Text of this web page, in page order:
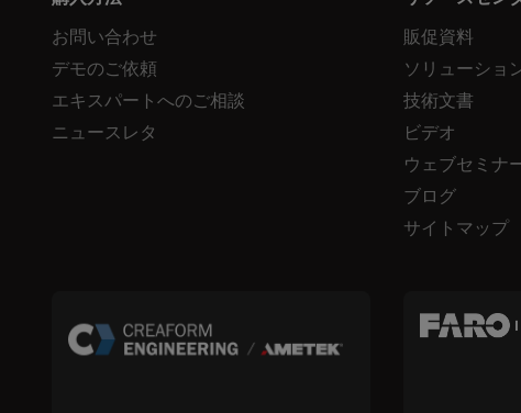
お問い合わせ
デモのご依頼
エキスパートへのご相談
ニュースレタ
販促資料
ソリューショ
技術文書
ビデオ
ウェブセミナ
ブログ
サイトマップ